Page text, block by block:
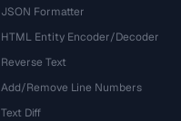
JSON Formatter
HTML Entity Encoder/Decoder
Reverse Text
Add/Remove Line Numbers
Text Diff